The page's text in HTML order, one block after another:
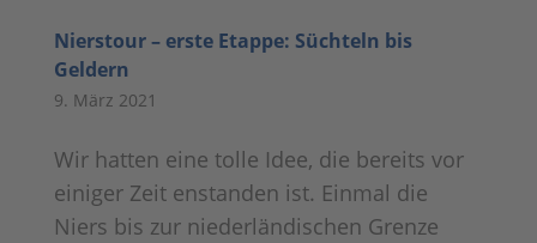
Nierstour – erste Etappe: Süchteln bis
Geldern
9. März 2021
Wir hatten eine tolle Idee, die bereits vor
einiger Zeit enstanden ist. Einmal die
Niers bis zur niederländischen Grenze